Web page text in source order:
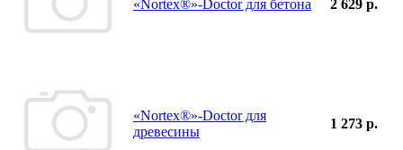
«Nortex®»-Doctor для бетона 2 629 р.
«Nortex®»-Doctor для
древесины
1 273 р.